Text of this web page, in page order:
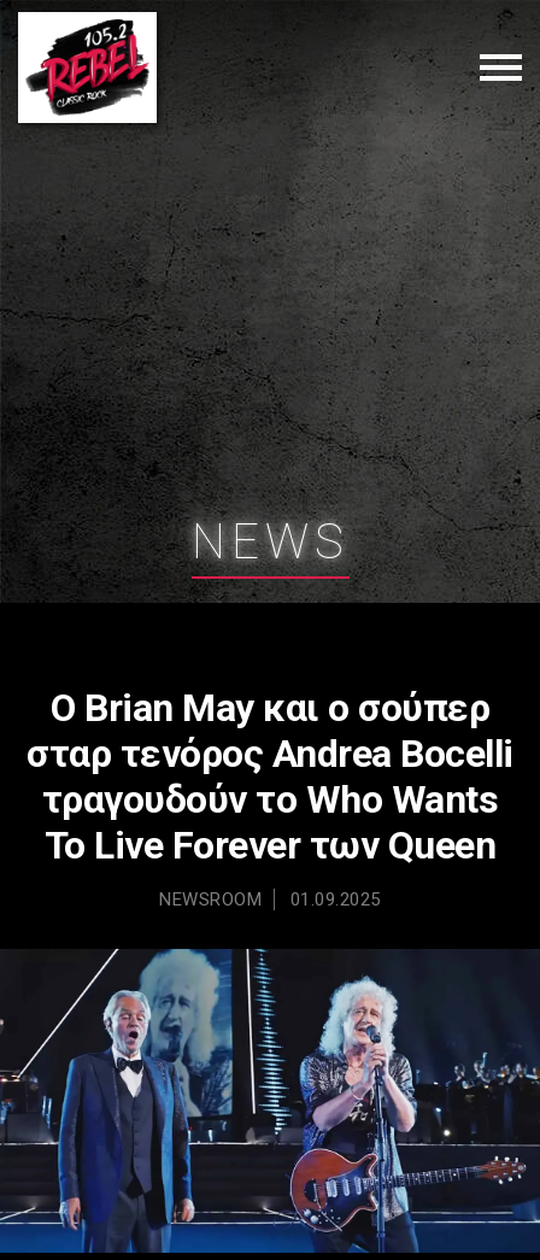
NEWS
Ο Brian May και ο σούπερ
σταρ τενόρος Andrea Bocelli
τραγουδούν το Who Wants
To Live Forever των Queen
NEWSROOM 01.09.2025